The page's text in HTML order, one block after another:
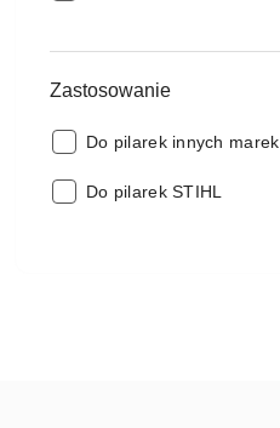
Zastosowanie
Zastosowanie:
Do pilarek innych marek
Zastosowanie:
Do pilarek STIHL